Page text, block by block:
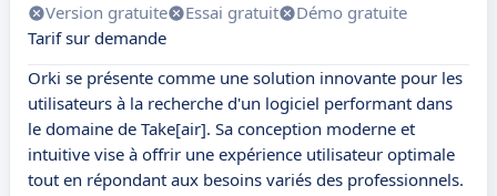
Version gratuite Essai gratuit
Démo gratuite
Tarif sur demande
Orki se présente comme une solution innovante pour les
utilisateurs à la recherche d'un logiciel performant dans
le domaine de Take[air]. Sa conception moderne et
intuitive vise à offrir une expérience utilisateur optimale
tout en répondant aux besoins variés des professionnels.